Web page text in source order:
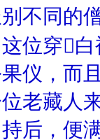
不同的
位穿
仪，而
老藏人
后，便